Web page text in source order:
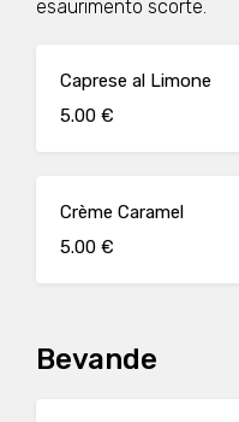
esaurimento scorte.
Caprese al Limone
5.00 €
Crème Caramel
5.00 €
Bevande